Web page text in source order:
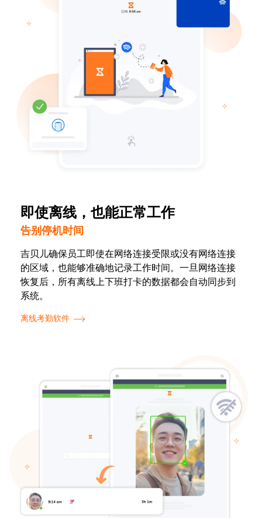
即使离线，也能正常工作
告别停机时间
吉贝儿确保员工即使在网络连接受限或没有网络连接
的区域，也能够准确地记录工作时间。一旦网络连接
恢复后，所有离线上下班打卡的数据都会自动同步到
系统。
离线考勤软件